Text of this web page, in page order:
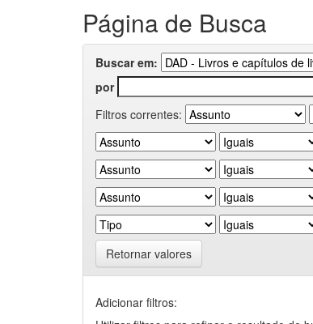
Página de Busca
Buscar em:
por
Filtros correntes:
Retornar valores
Adicionar filtros: